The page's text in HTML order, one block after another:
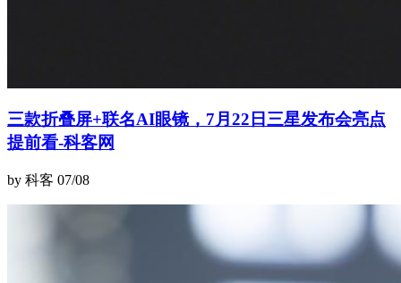
三款折叠屏+联名AI眼镜，7月22日三星发布会亮点
提前看-科客网
by 科客 07/08